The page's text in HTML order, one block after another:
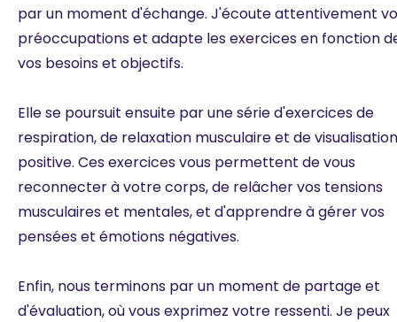
par un moment d'échange. J'écoute attentivement
préoccupations et adapte les exercices en fonction
vos besoins et objectifs.
Elle se poursuit ensuite par une série d'exercices de
respiration, de relaxation musculaire et de visualisation
positive. Ces exercices vous permettent de vous
reconnecter à votre corps, de relâcher vos tensions
musculaires et mentales, et d'apprendre à gérer vos
pensées et émotions négatives.
Enfin, nous terminons par un moment de partage et
d'évaluation, où vous exprimez votre ressenti. Je peux